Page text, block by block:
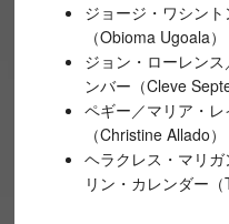
ジョージ・ワシン
（Obioma Ugoala）
ジョン・ローレン
ンバー（Cleve
ペギー／マリア・
（Christine Allado）
ヘラクレス・マリ
リン・カレンダー（